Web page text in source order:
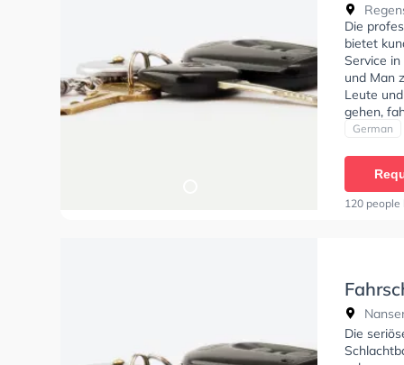
Die
bietet
Service
und Man
Leute
gehen,
C1E,
DE und
Klaus
German
120 people
Die